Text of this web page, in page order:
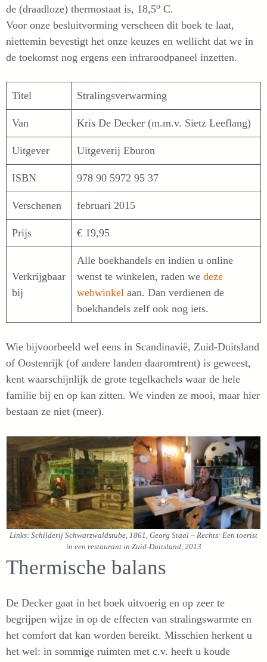
de (draadloze) thermostaat is, 18,5o C.
Voor onze besluitvorming verscheen dit boek te laat,
niettemin bevestigt het onze keuzes en wellicht dat we in
de toekomst nog ergens een infraroodpaneel inzetten.
Titel Stralingsverwarming
Van Kris De Decker (m.m.v. Sietz Leeflang)
Uitgever Uitgeverij Eburon
ISBN 978 90 5972 95 37
Verschenen februari 2015
Prijs € 19,95
Verkrijgbaar
bij
Alle boekhandels en indien u online
wenst te winkelen, raden we deze
webwinkel aan. Dan verdienen de
boekhandels zelf ook nog iets.
Wie bijvoorbeeld wel eens in Scandinavië, Zuid-Duitsland
of Oostenrijk (of andere landen daaromtrent) is geweest,
kent waarschijnlijk de grote tegelkachels waar de hele
familie bij en op kan zitten. We vinden ze mooi, maar hier
bestaan ze niet (meer).
Links: Schilderij Schwarzwaldstube, 1861, Georg Staal – Rechts: Een toerist
in een restaurant in Zuid-Duitsland, 2013
Thermische balans
De Decker gaat in het boek uitvoerig en op zeer te
begrijpen wijze in op de effecten van stralingswarmte en
het comfort dat kan worden bereikt. Misschien herkent u
het wel: in sommige ruimten met c.v. heeft u koude